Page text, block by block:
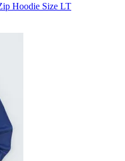
Hoodie Size LT